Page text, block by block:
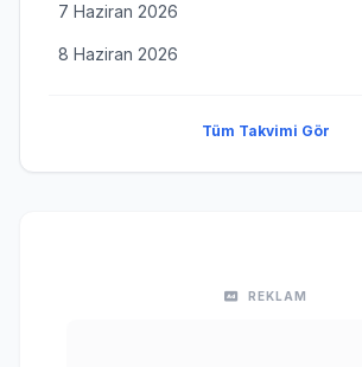
7 Haziran 2026
8 Haziran 2026
Tüm Takvimi Gör
REKLAM